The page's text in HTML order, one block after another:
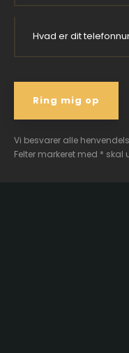
Vi besvarer alle
Felter markeret med * skal